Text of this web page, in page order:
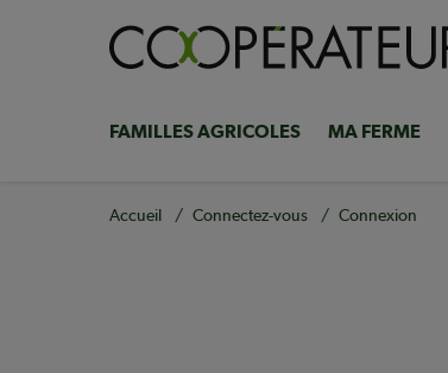
Navigation
principale
FAMILLES AGRICOLES MA FERME
Fil
Accueil Connectez-vous Connexion